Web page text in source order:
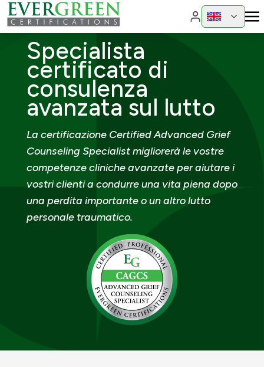
Cambia
Specialista
certificato di
consulenza
avanzata sul lutto
La certificazione Certified Advanced Grief
Counseling Specialist migliorerà le vostre
competenze cliniche avanzate per aiutare i
vostri clienti a condurre una vita piena dopo
una perdita importante o un altro lutto
personale traumatico.